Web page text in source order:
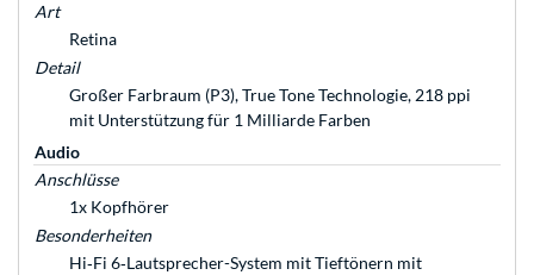
Art
Retina
Detail
Großer Farbraum (P3), True Tone Technologie, 218 ppi
mit Unterstützung für 1 Milliarde Farben
Audio
Anschlüsse
1x Kopfhörer
Besonderheiten
Hi‑Fi 6‑Laut­sprecher-System mit Tieftönern mit